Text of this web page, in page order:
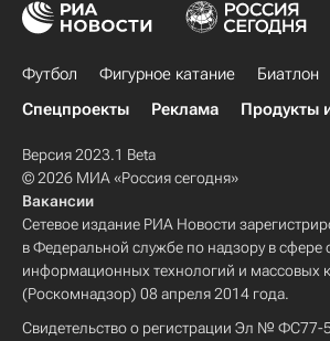
Футбол Фигурное катание Биатлон
Спецпроекты
Реклама Продукты
Версия 2023.1 Beta
© 2026 МИА «Россия сегодня»
Вакансии
Сетевое издание РИА Новости
в Федеральной службе по надзору в сфере
информационных технологий и массовых
(Роскомнадзор) 08 апреля 2014 года.
Свидетельство о регистрации Эл № ФС77-